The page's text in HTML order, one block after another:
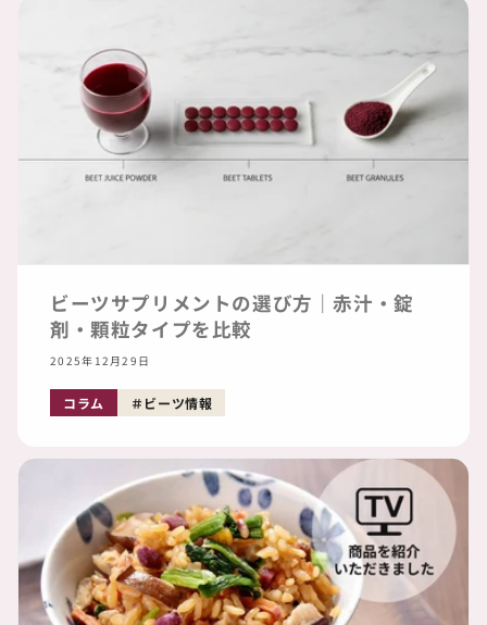
ビーツサプリメントの選び方｜赤汁・錠
剤・顆粒タイプを比較
2025年12月29日
コラム ビーツ情報